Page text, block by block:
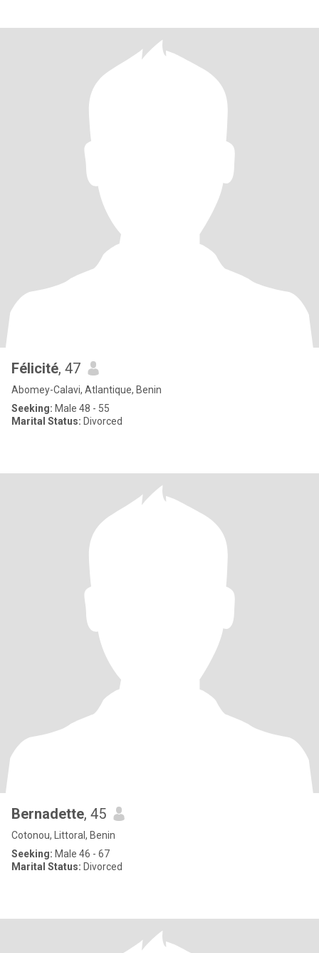
Félicité, 47
Abomey-Calavi, Atlantique, Benin
Seeking: Male 48 - 55
Marital Status: Divorced
Bernadette, 45
Cotonou, Littoral, Benin
Seeking: Male 46 - 67
Marital Status: Divorced